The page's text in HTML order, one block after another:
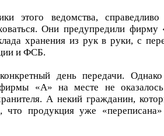
этого ведомства, справедливо
Они предупредили фирму
хранения из рук в руки, с
и ФСБ.
день передачи.
фирмы «А» на месте не
А некий гражданин,
что продукция уже